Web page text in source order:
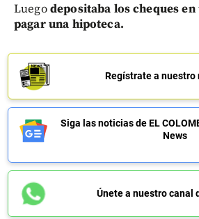
Luegodepositaba los cheques
pagar una hipoteca.
Regístrate a nuestro
Siga las noticias de EL
News
Únete a nuestro canal